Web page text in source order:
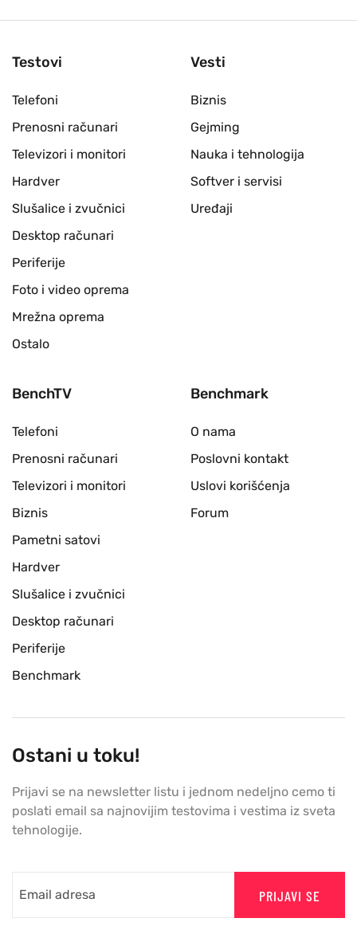
Testovi
Telefoni
Prenosni računari
Televizori i monitori
Hardver
Slušalice i zvučnici
Desktop računari
Periferije
Foto i video oprema
Mrežna oprema
Ostalo
Vesti
Biznis
Gejming
Nauka i tehnologija
Softver i servisi
Uređaji
BenchTV
Telefoni
Prenosni računari
Televizori i monitori
Biznis
Pametni satovi
Hardver
Slušalice i zvučnici
Desktop računari
Periferije
Benchmark
Benchmark
O nama
Poslovni kontakt
Uslovi korišćenja
Forum
Ostani u toku!
Prijavi se na newsletter listu i jednom nedeljno cemo ti
poslati email sa najnovijim testovima i vestima iz sveta
tehnologije.
PRIJAVI SE